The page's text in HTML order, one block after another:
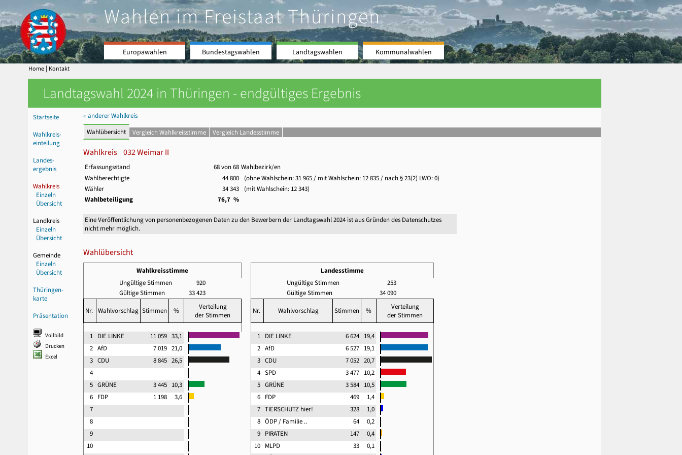
Wahlen im Freistaat Thüringen
Europawahlen Bundestagswahlen Landtagswahlen Kommunalwahlen
Home | Kontakt
Landtagswahl 2024 in Thüringen - endgültiges Ergebnis
Startseite
Wahlkreis-
einteilung
Landes-
ergebnis
Wahlkreis
Einzeln
Übersicht
Landkreis
Einzeln
Übersicht
Gemeinde
Einzeln
Übersicht
Thüringen-
karte
Präsentation
Vollbild
Drucken
Excel
« anderer Wahlkreis
Wahlübersicht
Vergleich Wahlkreisstimme Vergleich Landesstimme
Wahlkreis 032 Weimar II
Erfassungsstand 68 von 68 Wahlbezirk/en
Wahlberechtigte
44 800 (ohne Wahlschein:31 965 / mit Wahlschein: 12 835 / nach § 23(2) LWO: 0)
Wähler
34 343 (mit Wahlschein: 12 343)
Wahlbeteiligung
76,7 %
Eine Veröffentlichung von personenbezogenen Daten zu den Bewerbern der Landtagswahl 2024 ist aus Gründen des Datenschutzes
nicht mehr möglich.
Wahlübersicht
Wahlkreisstimme
Ungültige Stimmen
920
Gültige Stimmen
33 423
Nr. Wahlvorschlag Stimmen %
Verteilung
der Stimmen
1 DIE LINKE 11 059 33,1
2 AfD 7 019 21,0
3 CDU 8 845 26,5
4
5 GRÜNE 3 445 10,3
6 FDP 1 198
3,6
7
8
9
10
Landesstimme
Ungültige Stimmen
253
Gültige Stimmen
34 090
Nr. Wahlvorschlag Stimmen %
Verteilung
der Stimmen
1 DIE LINKE 6 624 19,4
2 AfD 6 527 19,1
3 CDU 7 052 20,7
4 SPD 3 477 10,2
5 GRÜNE 3 584 10,5
6 FDP 469
1,4
7 TIERSCHUTZ hier! 328
1,0
8 ÖDP / Familie .. 64
0,2
9 PIRATEN 147
0,4
10 MLPD 33
0,1